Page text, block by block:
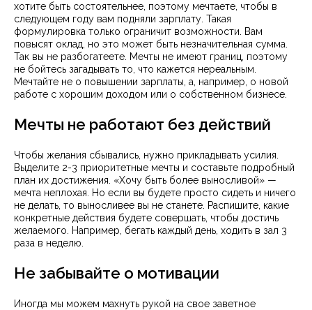
хотите быть состоятельнее, поэтому мечтаете, чтобы в
следующем году вам подняли зарплату. Такая
формулировка только ограничит возможности. Вам
повысят оклад, но это может быть незначительная сумма.
Так вы не разбогатеете. Мечты не имеют границ, поэтому
не бойтесь загадывать то, что кажется нереальным.
Мечтайте не о повышении зарплаты, а, например, о новой
работе с хорошим доходом или о собственном бизнесе.
Мечты не работают без действий
Чтобы желания сбывались, нужно прикладывать усилия.
Выделите 2-3 приоритетные мечты и составьте подробный
план их достижения. «Хочу быть более выносливой» —
мечта неплохая. Но если вы будете просто сидеть и ничего
не делать, то выносливее вы не станете. Распишите, какие
конкретные действия будете совершать, чтобы достичь
желаемого. Например, бегать каждый день, ходить в зал 3
раза в неделю.
Не забывайте о мотивации
Иногда мы можем махнуть рукой на свое заветное